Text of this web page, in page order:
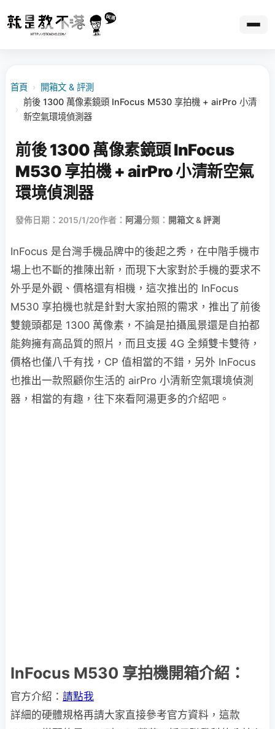
首頁 › 開箱文 & 評測
›
前後 1300 萬像素鏡頭 InFocus M530 享拍機 + airPro 小清
新空氣環境偵測器
前後 1300 萬像素鏡頭 InFocus
M530 享拍機 + airPro 小清新空氣
環境偵測器
發佈日期：2015/1/20作者： 阿湯分類： 開箱文 & 評測
InFocus 是台灣手機品牌中的後起之秀，在中階手機市
場上也不斷的推陳出新，而現下大家對於手機的要求不
外乎是外觀、價格還有相機，這次推出的 InFocus
M530 享拍機也就是針對大家拍照的需求，推出了前後
雙鏡頭都是 1300 萬像素，不論是拍攝風景還是自拍都
能夠擁有高品質的照片，而且支援 4G 全頻雙卡雙待，
價格也僅八千有找，CP 值相當的不錯，另外 InFocus
也推出一款照顧你生活的 airPro 小清新空氣環境偵測
器，相當的有趣，往下來看阿湯更多的介紹吧。
InFocus M530 享拍機開箱介紹：
官方介紹： 請點我
詳細的硬體規格再請大家直接參考官方資料，這款